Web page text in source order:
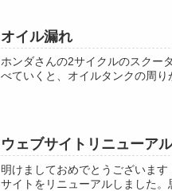
オイル漏れ
ホンダさんの2サイクルのスクー
べていくと、オイルタンクの周
ウェブサイトリニューア
明けましておめでとうございま
サイトをリニューアルしました